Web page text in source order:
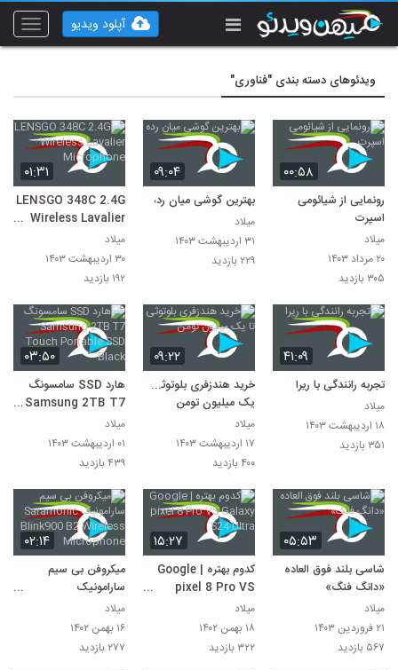
Toggle
آپلود ویدیو
ویدئوهای دسته بندی "فناوری"
۰۰:۵۸
رونمایی از شیائومی
اسپرت
میلاد
۲۰ مرداد ۱۴۰۳
۳۰۵ بازدید
۰۹:۰۴
بهترین گوشی میان رده
میلاد
۳۱ اردیبهشت ۱۴۰۳
۲۲۹ بازدید
۰۱:۳۱
LENSGO 348C 2.4G
Wireless Lavalier
Microphone
میلاد
۳۰ اردیبهشت ۱۴۰۳
۱۹۲ بازدید
۴۱:۰۹
تجربه رانندگی با ریرا
میلاد
۱۸ اردیبهشت ۱۴۰۳
۳۵۱ بازدید
۰۹:۲۲
خرید هندزفری بلوتوثی تا
یک میلیون تومن
میلاد
۱۷ اردیبهشت ۱۴۰۳
۴۰۰ بازدید
۰۳:۵۰
هارد SSD سامسونگ
Samsung 2TB T7
Touch Portable
SSD Black
میلاد
۰۱ اردیبهشت ۱۴۰۳
۴۳۹ بازدید
۰۵:۵۳
شاسی بلند فوق العاده
«دانگ فنگ»
میلاد
۲۱ فروردین ۱۴۰۳
۵۶۷ بازدید
۱۵:۲۷
کدوم بهتره | Google
pixel 8 Pro VS
Galaxy S24 Ultra
میلاد
۱۸ بهمن ۱۴۰۲
۳۲۲ بازدید
۰۲:۱۴
میکروفن بی سیم
سارامونیک
Saramonic
Blink900 B2
Wireless
Microphone
میلاد
۱۶ بهمن ۱۴۰۲
۲۷۷ بازدید